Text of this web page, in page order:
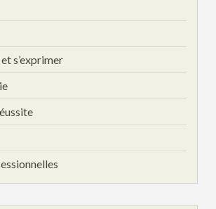
s’exprimer